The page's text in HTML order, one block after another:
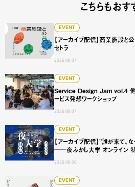
こちらもおす
EVENT
【アーカイブ配信】商業施設と
セトラ
2026.08.07
【アーカイブ配信】商業施設と公
EVENT
Service Design Jam vol.4 他
ービス発想ワークショップ
2026.08.07
Service Design Jam vol.4 他社の
EVENT
【アーカイブ配信】"誰が来て
──夜ふかし大学 オンライン
2026.08.06
【アーカイブ配信】"誰が来て、
EVENT
【アーカイブ配信】ひらくの設計